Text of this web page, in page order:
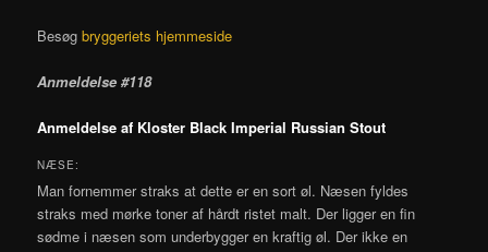
Besøgbryggeriets hjemmeside
Anmeldelse #118
Anmeldelse af Kloster Black Imperial Russian Stout
NÆSE:
Man fornemmer straks at dette er en sort øl. Næsen fyldes
straks med mørke toner af hårdt ristet malt. Der ligger en fin
sødme i næsen som underbygger en kraftig øl. Der ikke en